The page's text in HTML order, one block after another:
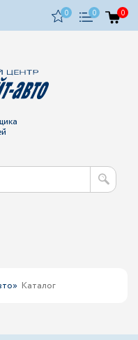
0 0 0
Каталог